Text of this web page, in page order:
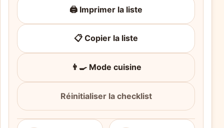
🖨️ Imprimer la liste
📋 Copier la liste
👨‍🍳 Mode cuisine
Réinitialiser la checklist